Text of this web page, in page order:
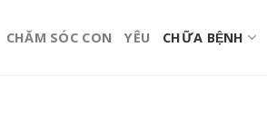
CHĂM SÓC CON YÊU CHỮA BỆNH